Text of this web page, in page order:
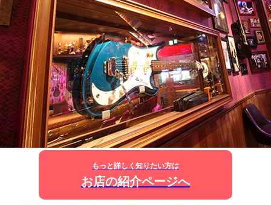
もっと詳しく知りたい方は
お店の紹介ページへ